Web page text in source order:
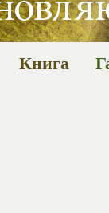
Книга